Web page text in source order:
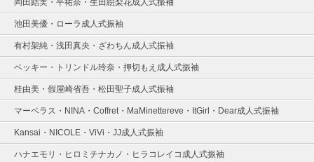
池田美優・ローラ成人式振袖
有村架純・浅田真央・ざわちん成人式振袖
ベッキー・トリンドル玲奈・押切もえ成人式振袖
桂由美・假屋崎省吾・松田聖子成人式振袖
マーベラス・NINA・Coffret・MaMinettereve・ItGirl・Dear成人式振袖
Kansai・NICOLE・ViVi・JJ成人式振袖
ハナエモリ・ヒロミチナカノ・ヒラコレイコ成人式振袖